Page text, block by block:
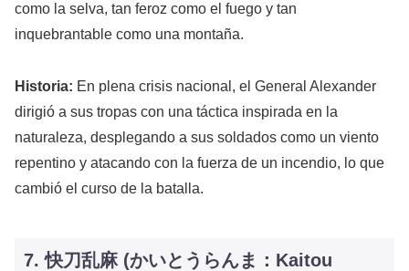
como la selva, tan feroz como el fuego y tan
inquebrantable como una montaña.
Historia: En plena crisis nacional, el General Alexander
dirigió a sus tropas con una táctica inspirada en la
naturaleza, desplegando a sus soldados como un viento
repentino y atacando con la fuerza de un incendio, lo que
cambió el curso de la batalla.
7. 快刀乱麻 (かいとうらんま：Kaitou